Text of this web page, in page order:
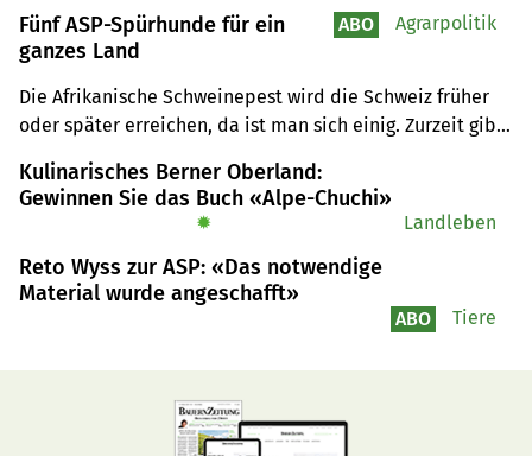
Fünf ASP-Spürhunde für ein
ganzes Land
Die Afrikanische Schweinepest wird die Schweiz früher
oder später erreichen, da ist man sich einig. Zurzeit gibt
ausgebildet sind, kranke und tote Schweine zu finden.
Fünf Hunde werden aber nicht reichen, weiss
ABO Agrarpolitik
Kulinarisches Berner Oberland:
Gewinnen Sie das Buch «Alpe-Chuchi»
✹ Landleben
Reto Wyss zur ASP: «Das notwendige
Material wurde angeschafft»
ABO Tiere